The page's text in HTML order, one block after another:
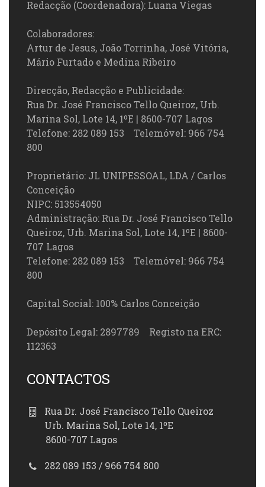
Redacção (Coordenadora): Luana Viegas
Colaboradores:
Artur de Jesus, João Torrinha, José Vitória,
Mário Furtado e Medina Ribeiro
Direcção, Redacção e Publicidade:
Rua Dr. José Francisco Tello Queiroz, Urb.
Marina Sol, Lote 14, 1ºE | 8600-707 Lagos
Telefone: 282 089 153 Telemóvel: 966 754
800
Proprietário: JL UNIPESSOAL, LDA / Carlos
Conceição
NIPC: 513554050
Administração: Rua Dr. José Francisco Tello
Queiroz, Urb. Marina Sol, Lote 14, 1ºE | 8600-
707 Lagos
Telefone: 282 089 153 Telemóvel: 966 754
800
Capital Social: 100% Carlos Conceição
Depósito Legal: 2897789 Registo na ERC:
112363
CONTACTOS
Rua Dr. José Francisco Tello Queiroz
Urb. Marina Sol, Lote 14, 1ºE
8600-707 Lagos
282 089 153 / 966 754 800